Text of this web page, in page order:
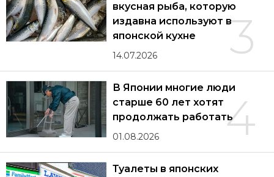
3
вкусная рыба, которую
издавна используют в
японской кухне
14.07.2026
4
В Японии многие люди
старше 60 лет хотят
продолжать работать
01.08.2026
Туалеты в японских